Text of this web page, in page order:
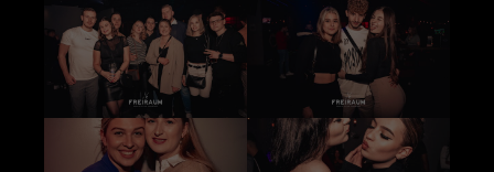
Have any questions?
+44 1234 567 890
Drop us a line
info@yourdomain.com